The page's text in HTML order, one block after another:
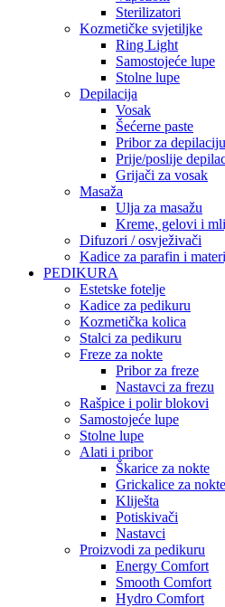
Sterilizatori
Kozmetičke svjetiljke
Ring Light
Samostojeće lupe
Stolne lupe
Depilacija
Vosak
Šećerne paste
Pribor za depilaciju
Prije/poslije
Grijači za vosak
Masaža
Ulja za masažu
Kreme, gelovi i
Difuzori / osvježivači
Kadice za parafin i
PEDIKURA
Estetske fotelje
Kadice za pedikuru
Kozmetička kolica
Stalci za pedikuru
Freze za nokte
Pribor za freze
Nastavci za frezu
Rašpice i polir blokovi
Samostojeće lupe
Stolne lupe
Alati i pribor
Škarice za nokte
Grickalice za nokte
Kliješta
Potiskivači
Nastavci
Proizvodi za pedikuru
Energy Comfort
Smooth Comfort
Hydro Comfort